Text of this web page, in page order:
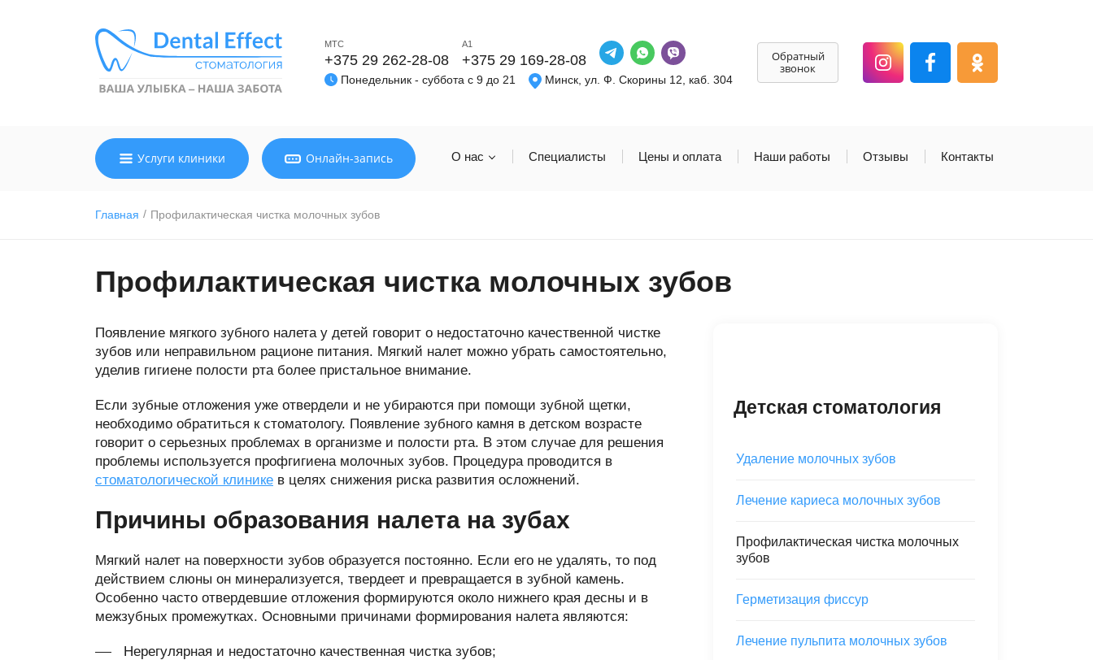
МТС
+375 29 262-28-08
A1
+375 29 169-28-08
Понедельник - суббота с 9 до 21 Минск, ул. Ф. Скорины 12, каб. 304
Обратный
звонок
Услуги клиники Онлайн-запись О нас Специалисты Цены и оплата Наши работы Отзывы Контакты
Главная / Профилактическая чистка молочных зубов
Профилактическая чистка молочных зубов
Появление мягкого зубного налета у детей говорит о недостаточно качественной чистке
зубов или неправильном рационе питания. Мягкий налет можно убрать самостоятельно,
уделив гигиене полости рта более пристальное внимание.
Если зубные отложения уже отвердели и не убираются при помощи зубной щетки,
необходимо обратиться к стоматологу. Появление зубного камня в детском возрасте
говорит о серьезных проблемах в организме и полости рта. В этом случае для решения
проблемы используется профгигиена молочных зубов. Процедура проводится в
стоматологической клинике в целях снижения риска развития осложнений.
Причины образования налета на зубах
Мягкий налет на поверхности зубов образуется постоянно. Если его не удалять, то под
действием слюны он минерализуется, твердеет и превращается в зубной камень.
Особенно часто отвердевшие отложения формируются около нижнего края десны и в
межзубных промежутках. Основными причинами формирования налета являются:
Нерегулярная и недостаточно качественная чистка зубов;
Детская стоматология
Удаление молочных зубов
Лечение кариеса молочных зубов
Профилактическая чистка молочных
зубов
Герметизация фиссур
Лечение пульпита молочных зубов